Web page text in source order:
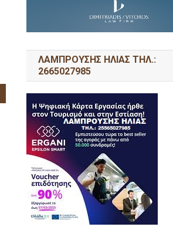
ΛΑΜΠΡΟΥΣΗΣ ΗΛΙΑΣ ΤΗΛ.:
2665027985